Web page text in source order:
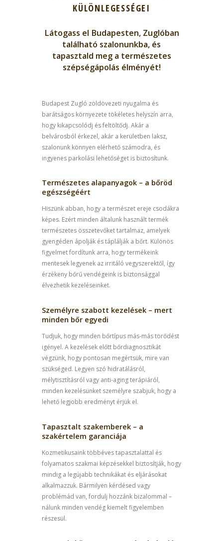
KÜLÖNLEGESSÉGEI
Látogass el Budapesten, Zuglóban
található szalonunkba, és
tapasztald meg a természetes
szépségápolás élményét!
Budapest Zugló zöldövezeti nyugalma és
barátságos környezete tökéletes helyszín arra,
hogy kikapcsolódj és feltöltődj. Akár a
belvárosból érkezel, akár a kerületben laksz,
szalonunk könnyen elérhető számodra, és
ingyenes parkolási lehetőséget is biztosítunk.
Természetes alapanyagok – a bőröd
egészségéért
Hiszünk abban, hogy a természet ereje csodákra
képes. Ezért minden általunk használt termék
természetes összetevőket tartalmaz, amelyek
gyengéden ápolják és táplálják a bőrt. Különös
figyelmet fordítunk arra, hogy termékeink
mentesek legyenek az irritáló vegyszerektől, így
érzékeny bőrű vendégeink is biztonsággal
élvezhetik kezeléseinket.
Személyre szabott kezelések – mert
minden bőr egyedi
Tudjuk, hogy minden bőrtípus más-más törődést
igényel. A kezelések előtt bőrdiagnosztikát
végzünk, hogy pontosan megértsük, mire van
szükséged. Legyen szó hidratálásról,
mélytisztításról vagy anti-aging terápiáról,
minden kezelésünket személyre szabjuk, hogy a
lehető legjobb eredményt érjük el.
Tapasztalt szakemberek – a
szakértelem garanciája
Kozmetikusaink többéves tapasztalattal és
folyamatos szakmai képzésekkel biztosítják, hogy
mindig a legújabb technikákat és eljárásokat
alkalmazzuk. Bármilyen kérdésed vagy
problémád van, fordulj hozzánk bizalommal –
nálunk minden vendég kiemelt figyelemben
részesül.